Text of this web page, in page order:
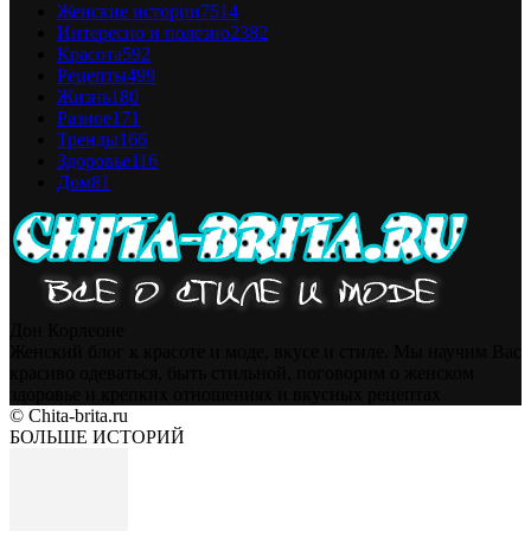
Женские истории7514
Интересно и полезно2382
Красота592
Рецепты499
Жизнь180
Разное171
Тренды166
Здоровье116
Дом81
© Chita-brita.ru
БОЛЬШЕ ИСТОРИЙ